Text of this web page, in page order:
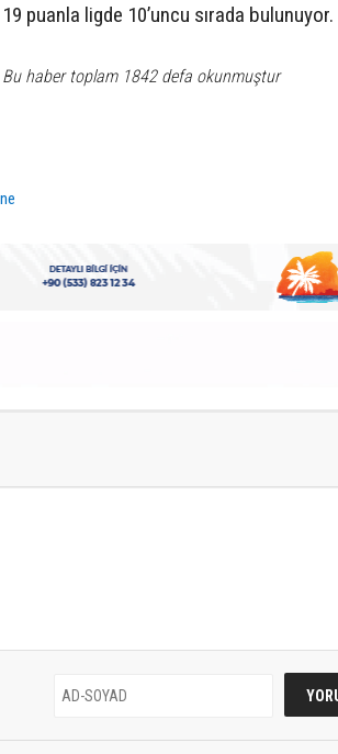
19 puanla ligde 10’uncu sırada bulunuyor.
Bu haber toplam 1842 defa okunmuştur